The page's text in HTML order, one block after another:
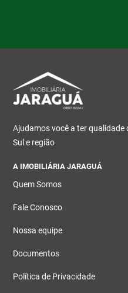
Ajudamos você a ter
Sul e região
A IMOBILIÁRIA JARAGUÁ
Quem Somos
Fale Conosco
Nossa equipe
Documentos
Política de Privacidade